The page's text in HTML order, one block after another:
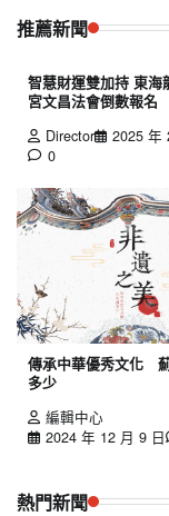
推薦新聞
智慧財運雙加持 東海
宮文昌法會倒數報名
Director
2025 年
0
傳承中華優秀文化
多少
編輯中心
2024 年 12 月 9 日
熱門新聞